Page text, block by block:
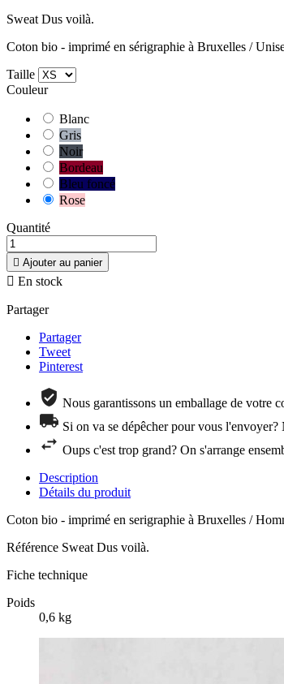
Sweat Dus voilà.
Coton bio - imprimé en sérigraphie à Bruxelles /
Taille
Couleur
Blanc
Gris
Noir
Bordeau
Bleu foncé
Rose
Quantité
 Ajouter au panier
 En stock
Partager
Partager
Tweet
Pinterest
Nous garantissons un emballage de votre
Si on va se dépêcher pour vous l'envoyer?
Oups c'est trop grand? On s'arrange
Description
Détails du produit
Coton bio - imprimé en serigraphie à Bruxelles /
Référence Sweat Dus voilà.
Fiche technique
Poids
0,6 kg